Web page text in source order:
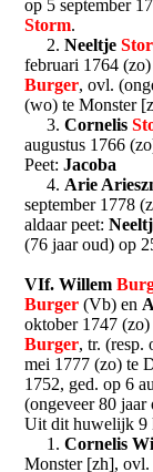
op 5 september
Storm.
2.Neeltje
februari 1764
Burger, ovl.
(wo) te Monster
3.Cornelis
augustus 1766
Peet:
4. Arie
september 1778
aldaar peet:
(76 jaar oud) op
VIf. Willem
Burger (Vb) en
oktober 1747
Burger, tr. (resp.
mei 1777 (zo) te
1752, ged. op 6
(ongeveer 80
Uit dit huwelijk 9
1.Cornelis
Monster [zh], ovl.